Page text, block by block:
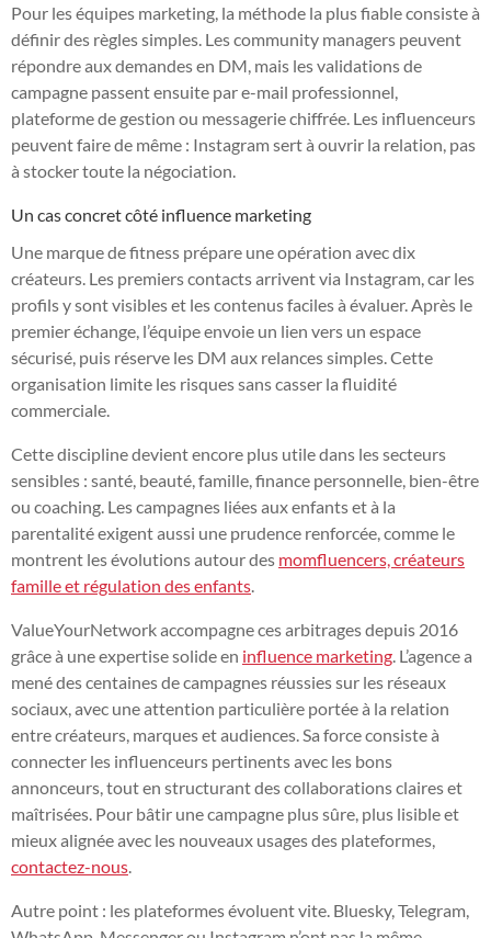
Pour les équipes marketing, la méthode la plus fiable consiste à
définir des règles simples. Les community managers peuvent
répondre aux demandes en DM, mais les validations de
campagne passent ensuite par e-mail professionnel,
plateforme de gestion ou messagerie chiffrée. Les influenceurs
peuvent faire de même : Instagram sert à ouvrir la relation, pas
à stocker toute la négociation.
Un cas concret côté influence marketing
Une marque de fitness prépare une opération avec dix
créateurs. Les premiers contacts arrivent via Instagram, car les
profils y sont visibles et les contenus faciles à évaluer. Après le
premier échange, l’équipe envoie un lien vers un espace
sécurisé, puis réserve les DM aux relances simples. Cette
organisation limite les risques sans casser la fluidité
commerciale.
Cette discipline devient encore plus utile dans les secteurs
sensibles : santé, beauté, famille, finance personnelle, bien-être
ou coaching. Les campagnes liées aux enfants et à la
parentalité exigent aussi une prudence renforcée, comme le
montrent les évolutions autour des momfluencers, créateurs
famille et régulation des enfants
ValueYourNetwork accompagne ces arbitrages depuis 2016
grâce à une expertise solide en influence marketing . L’agence a
mené des centaines de campagnes réussies sur les réseaux
sociaux, avec une attention particulière portée à la relation
entre créateurs, marques et audiences. Sa force consiste à
connecter les influenceurs pertinents avec les bons
annonceurs, tout en structurant des collaborations claires et
maîtrisées. Pour bâtir une campagne plus sûre, plus lisible et
mieux alignée avec les nouveaux usages des plateformes,
contactez-nous
Autre point : les plateformes évoluent vite. Bluesky, Telegram,